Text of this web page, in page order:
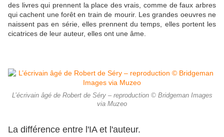
des livres qui prennent la place des vrais, comme de faux arbres
qui cachent une forêt en train de mourir. Les grandes oeuvres ne
naissent pas en série, elles prennent du temps, elles portent les
cicatrices de leur auteur, elles ont une âme.
L’écrivain âgé de Robert de Séry – reproduction © Bridgeman Images
via Muzeo
La différence entre l'IA et l'auteur.